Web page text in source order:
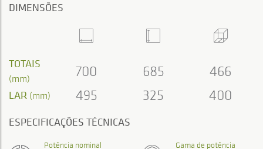
DIMENSÕES
TOTAIS
(mm) 700 685 466
LAR (mm) 495 325 400
ESPECIFICAÇÕES TÉCNICAS
Gama de potência
Potência nominal